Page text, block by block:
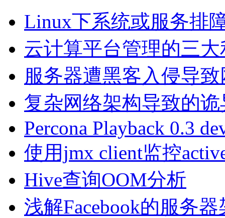
Linux下系统或服务排
云计算平台管理的三大
服务器遭黑客入侵导
复杂网络架构导致的
Percona Playback 0.3
使用jmx client监控
Hive查询OOM分析
浅解Facebook的服务器